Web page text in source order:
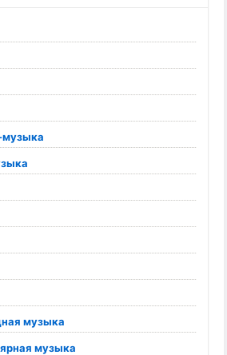
музыка
музыка
музыка